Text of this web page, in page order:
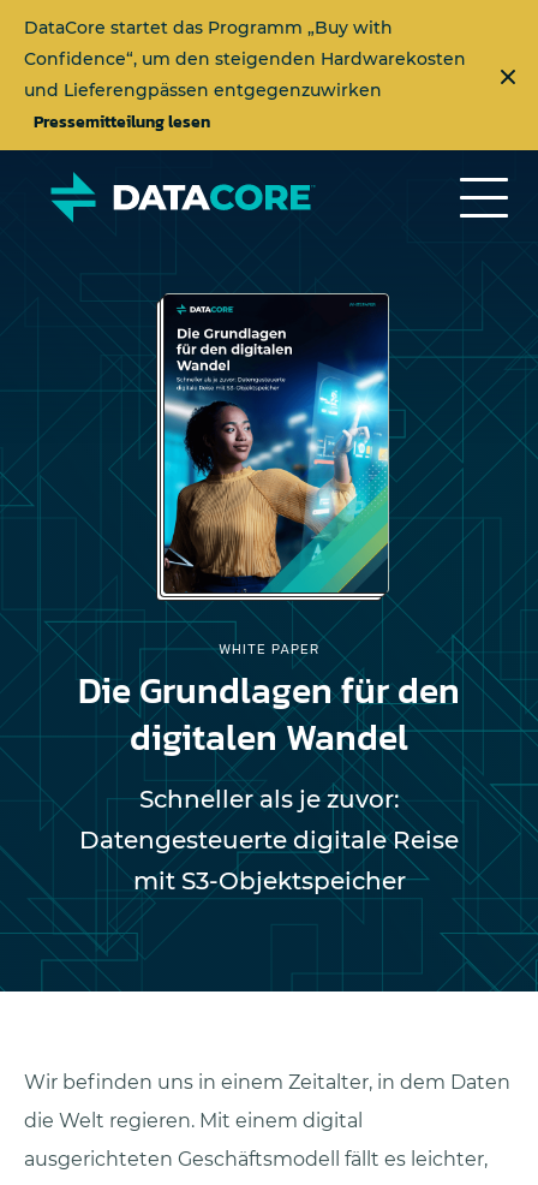
DataCore startet das Programm „Buy with
Confidence“, um den steigenden Hardwarekosten
und Lieferengpässen entgegenzuwirken
Pressemitteilung lesen
WHITE PAPER
Die Grundlagen für den
digitalen Wandel
Schneller als je zuvor:
Datengesteuerte digitale Reise
mit S3-Objektspeicher
Wir befinden uns in einem Zeitalter, in dem Daten
die Welt regieren. Mit einem digital
ausgerichteten Geschäftsmodell fällt es leichter,